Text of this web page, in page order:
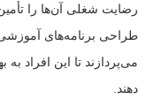
رضایت شغلی آن‌ها را
طراحی برنامه‌های
می‌پردازند تا این افراد
دهند.